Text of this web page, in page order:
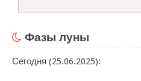
Фазы луны
Сегодня (25.06.2025):